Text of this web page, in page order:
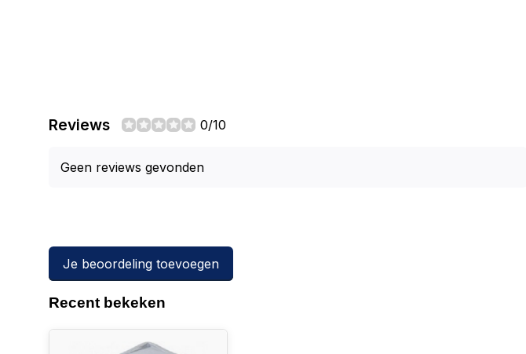
Reviews 0/10
Geen reviews gevonden
Je beoordeling toevoegen
Recent bekeken